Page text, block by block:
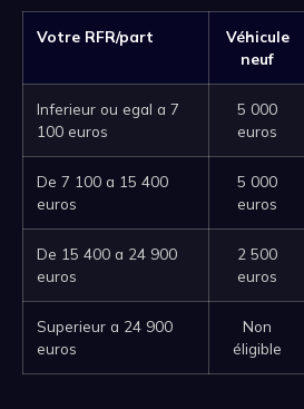
Votre RFR/part
Véhicule
neuf
Inferieur ou egal a 7
100 euros
5 000
euros
De 7 100 a 15 400
euros
5 000
euros
De 15 400 a 24 900
euros
2 500
euros
Superieur a 24 900
euros
Non
éligible